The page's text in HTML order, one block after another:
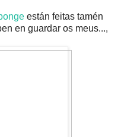
están feitas tamén
en guardar os meus...,